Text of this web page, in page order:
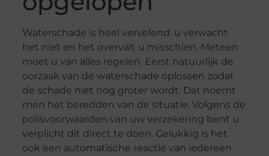
Waterschade is heel vervelend. u verwacht
het niet en het overvalt u misschien. Meteen
moet u van alles regelen. Eerst natuurlijk de
oorzaak van de waterschade oplossen zodat
de schade niet nóg groter wordt. Dat noemt
men het beredden van de situatie. Volgens de
polisvoorwaarden van uw verzekering bent u
verplicht dit direct te doen. Gelukkig is het
ook een automatische reactie van iedereen